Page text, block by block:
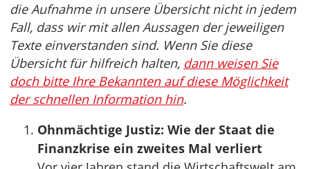
die Aufnahme in unsere Übersicht nicht in jedem
Fall, dass wir mit allen Aussagen der jeweiligen
Texte einverstanden sind. Wenn Sie diese
Übersicht für hilfreich halten, dann weisen Sie
doch bitte Ihre Bekannten auf diese Möglichkeit
der schnellen Information hin.
Ohnmächtige Justiz: Wie der Staat die
Finanzkrise ein zweites Mal verliert